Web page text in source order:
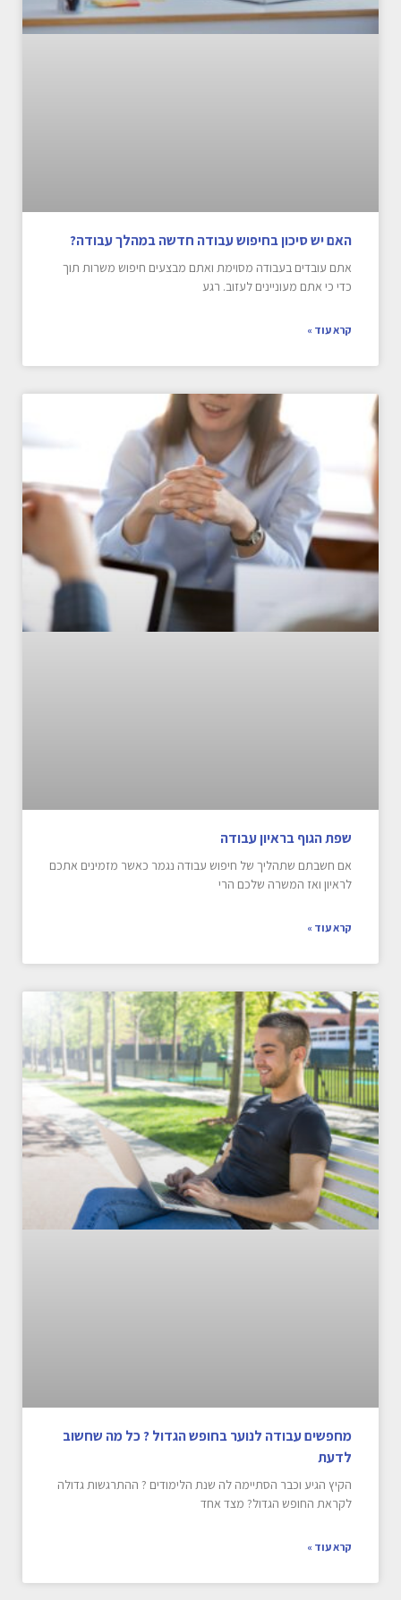
האם יש סיכון בחיפוש עבודה חדשה במהלך עבודה?
אתם עובדים בעבודה מסוימת ואתם מבצעים חיפוש משרות תוך
כדי כי אתם מעוניינים לעזוב. רגע
קרא עוד »
שפת הגוף בראיון עבודה
אם חשבתם שתהליך של חיפוש עבודה נגמר כאשר מזמינים אתכם
לראיון ואז המשרה שלכם הרי
קרא עוד »
מחפשים עבודה לנוער בחופש הגדול ? כל מה שחשוב
לדעת
הקיץ הגיע וכבר הסתיימה לה שנת הלימודים ? ההתרגשות גדולה
לקראת החופש הגדול? מצד אחד
קרא עוד »